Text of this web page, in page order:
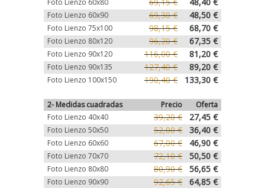
Foto Lienzo 60x80
Foto Lienzo 60x90 69,30 € 48,50 €
Foto Lienzo 75x100 98,15 € 68,70 €
Foto Lienzo 80x120 96,20 € 67,35 €
Foto Lienzo 90x120 116,00 € 81,20 €
Foto Lienzo 90x135 127,40 € 89,20 €
Foto Lienzo 100x150 190,40 € 133,30 €
2- Medidas cuadradas Precio
Oferta
Foto Lienzo 40x40
39,20 € 27,45 €
Foto Lienzo 50x50 52,00 € 36,40 €
Foto Lienzo 60x60 67,00 € 46,90 €
Foto Lienzo 70x70 72,10 € 50,50 €
Foto Lienzo 80x80 80,90 € 56,65 €
Foto Lienzo 90x90 92,65 € 64,85 €